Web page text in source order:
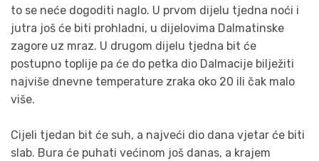
to se neće dogoditi naglo. U prvom dijelu tjedna noći i
jutra još će biti prohladni, u dijelovima Dalmatinske
zagore uz mraz. U drugom dijelu tjedna bit će
postupno toplije pa će do petka dio Dalmacije bilježiti
najviše dnevne temperature zraka oko 20 ili čak malo
više.
Cijeli tjedan bit će suh, a najveći dio dana vjetar će biti
slab. Bura će puhati većinom još danas, a krajem